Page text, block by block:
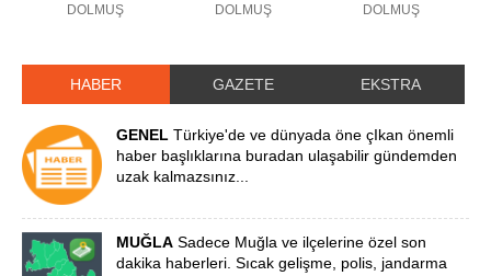
DOLMUŞ DOLMUŞ DOLMUŞ
HABER GAZETE EKSTRA
GENEL Türkiye'de ve dünyada öne çIkan önemli
haber başlıklarına buradan ulaşabilir gündemden
uzak kalmazsınız...
MUĞLASadece Muğla ve ilçelerine özel son
dakika haberleri. Sıcak gelişme, polis, jandarma